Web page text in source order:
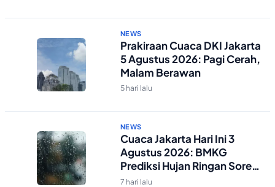
NEWS
Prakiraan Cuaca DKI Jakarta
5 Agustus 2026: Pagi Cerah,
Malam Berawan
5 hari lalu
NEWS
Cuaca Jakarta Hari Ini 3
Agustus 2026: BMKG
Prediksi Hujan Ringan Sore-
Malam
7 hari lalu